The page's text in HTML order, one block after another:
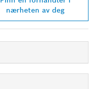
nærheten av deg